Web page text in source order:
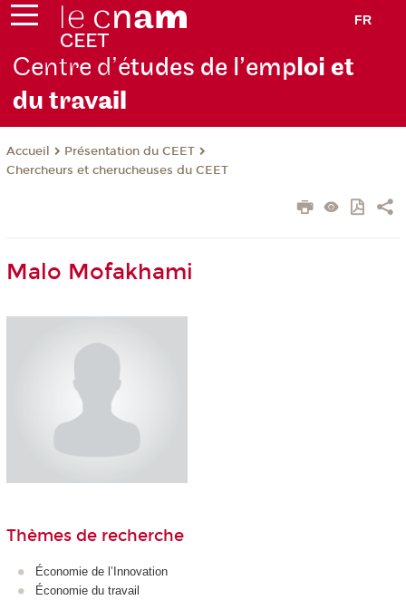
FR
Centre d’études de l’emploi et
du travail
Accueil
Présentation du CEET
Chercheurs et cherucheuses du CEET
Malo Mofakhami
Thèmes de recherche
Économie de l’Innovation
Économie du travail